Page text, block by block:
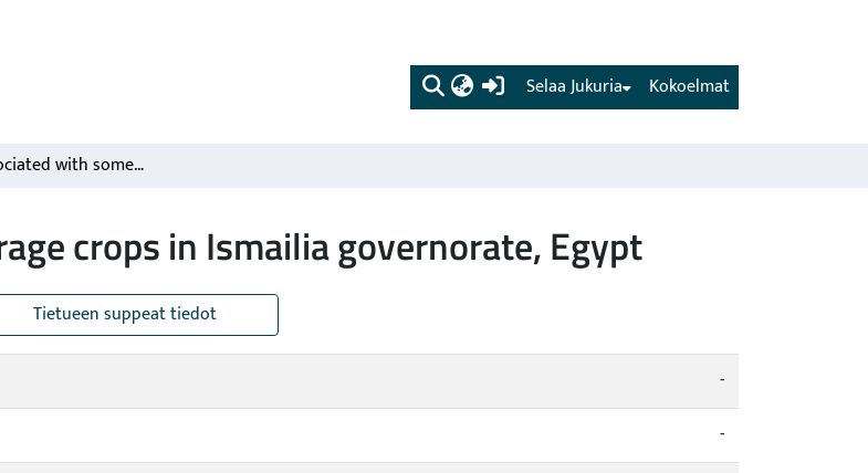
(current) Kokoelmat
Selaa Jukuria
Pests associated with some forage crops in Ismailia governorate, Egypt
crops in Ismailia governorate, Egypt
Tietueen suppeat tiedot
-
-